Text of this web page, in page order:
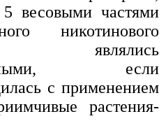
весовыми частями
никотинового
являлись
если
с применением
растения-